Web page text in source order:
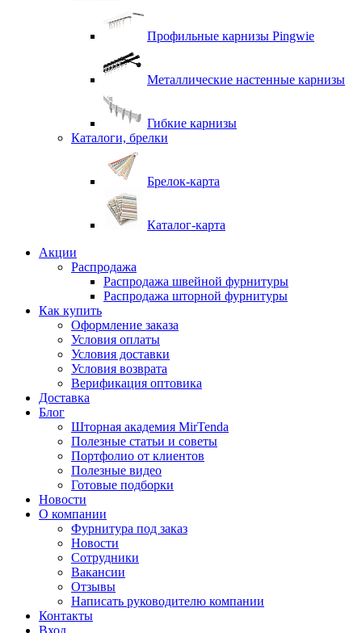
Профильные карнизы Pingwie
Металлические настенные карнизы
Гибкие карнизы
Каталоги, брелки
Брелок-карта
Каталог-карта
Акции
Распродажа
Распродажа швейной фурнитуры
Распродажа шторной фурнитуры
Как купить
Оформление заказа
Условия оплаты
Условия доставки
Условия возврата
Верификация оптовика
Доставка
Блог
Шторная академия MirTenda
Полезные статьи и советы
Портфолио от клиентов
Полезные видео
Готовые подборки
Новости
О компании
Фурнитура под заказ
Новости
Сотрудники
Вакансии
Отзывы
Написать руководителю компании
Контакты
Вход